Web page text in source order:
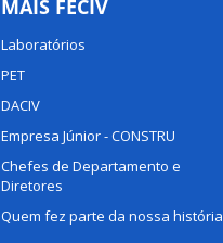
MAIS FECIV
Laboratórios
PET
DACIV
Empresa Júnior - CONSTRU
Chefes de Departamento e
Diretores
Quem fez parte da nossa história